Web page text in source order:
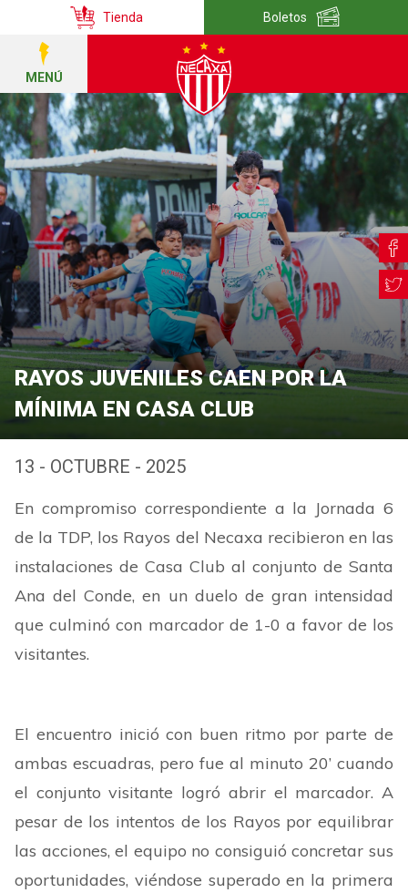
Tienda Boletos
MENÚ
RAYOS JUVENILES CAEN POR LA
MÍNIMA EN CASA CLUB
13 - OCTUBRE - 2025
En compromiso correspondiente a la Jornada 6
de la TDP, los Rayos del Necaxa recibieron en las
instalaciones de Casa Club al conjunto de Santa
Ana del Conde, en un duelo de gran intensidad
que culminó con marcador de 1-0 a favor de los
visitantes.
El encuentro inició con buen ritmo por parte de
ambas escuadras, pero fue al minuto 20’ cuando
el conjunto visitante logró abrir el marcador. A
pesar de los intentos de los Rayos por equilibrar
las acciones, el equipo no consiguió concretar sus
oportunidades, viéndose superado en la primera